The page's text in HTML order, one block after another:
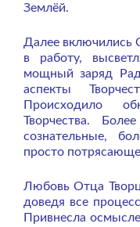
Землёй.
Далее включились
в работу,
мощный заряд
аспекты
Происходило
Творчества.
сознательные,
просто
Любовь Отца
доведя все
Привнесла